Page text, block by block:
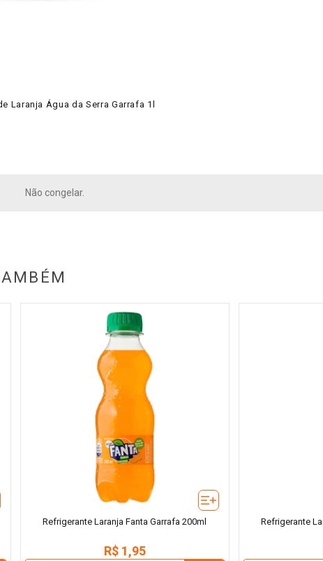
Laranja Água da Serra Garrafa 1l
Não congelar.
Refrigerante Laranja Fanta Garrafa 200ml
R$ 1,95
Refrigerante